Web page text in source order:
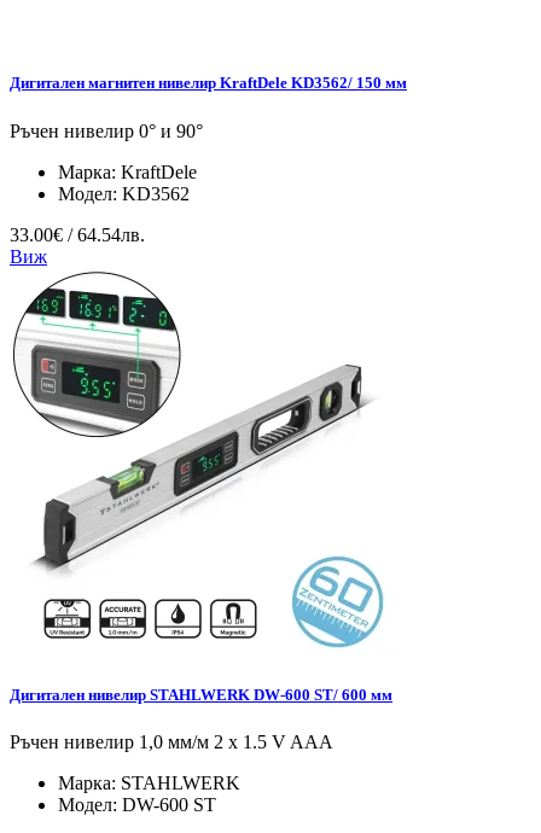
Дигитален магнитен нивелир KraftDele KD3562/ 150 мм
Ръчен нивелир 0° и 90°
Марка: KraftDele
Модел: KD3562
33.00€ / 64.54лв.
Виж
Дигитален нивелир STAHLWERK DW-600 ST/ 600 мм
Ръчен нивелир 1,0 мм/м 2 x 1.5 V AAA
Марка: STAHLWERK
Модел: DW-600 ST